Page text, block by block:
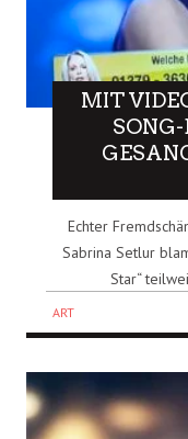
MIT
Echter
Sabrina Setlur
Star“
ART